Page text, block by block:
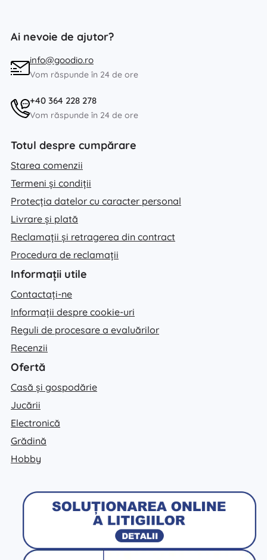
Ai nevoie de ajutor?
info@goodio.ro
Vom răspunde în 24 de ore
+40 364 228 278
Vom răspunde în 24 de ore
Totul despre cumpărare
Starea comenzii
Termeni și condiții
Protecția datelor cu caracter personal
Livrare și plată
Reclamații și retragerea din contract
Procedura de reclamații
Informații utile
Contactați-ne
Informații despre cookie-uri
Reguli de procesare a evaluărilor
Recenzii
Ofertă
Casă și gospodărie
Jucării
Electronică
Grădină
Hobby